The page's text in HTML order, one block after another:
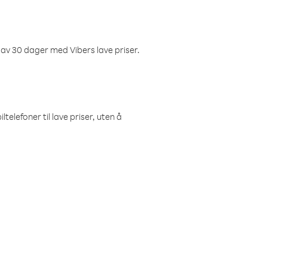
30 dager med Vibers lave priser.
til lave priser, uten å